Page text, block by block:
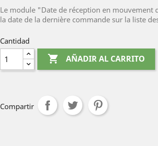
Le module "Date de réception en mouvement
la date de la dernière commande sur la liste
Cantidad
 AÑADIR AL CARRITO
Compartir